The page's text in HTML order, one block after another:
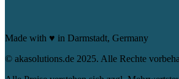
Made with ♥ in Darmstadt, Germany
© akasolutions.de 2025. Alle Rechte